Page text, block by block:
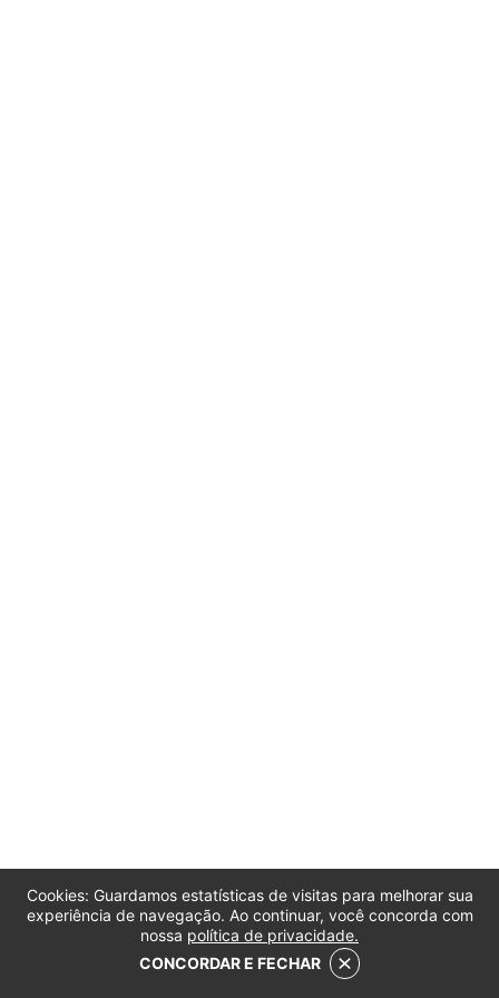
Cookies: Guardamos estatísticas de visitas para melhorar sua
experiência de navegação. Ao continuar, você concorda com
nossa política de privacidade.
CONCORDAR E FECHAR